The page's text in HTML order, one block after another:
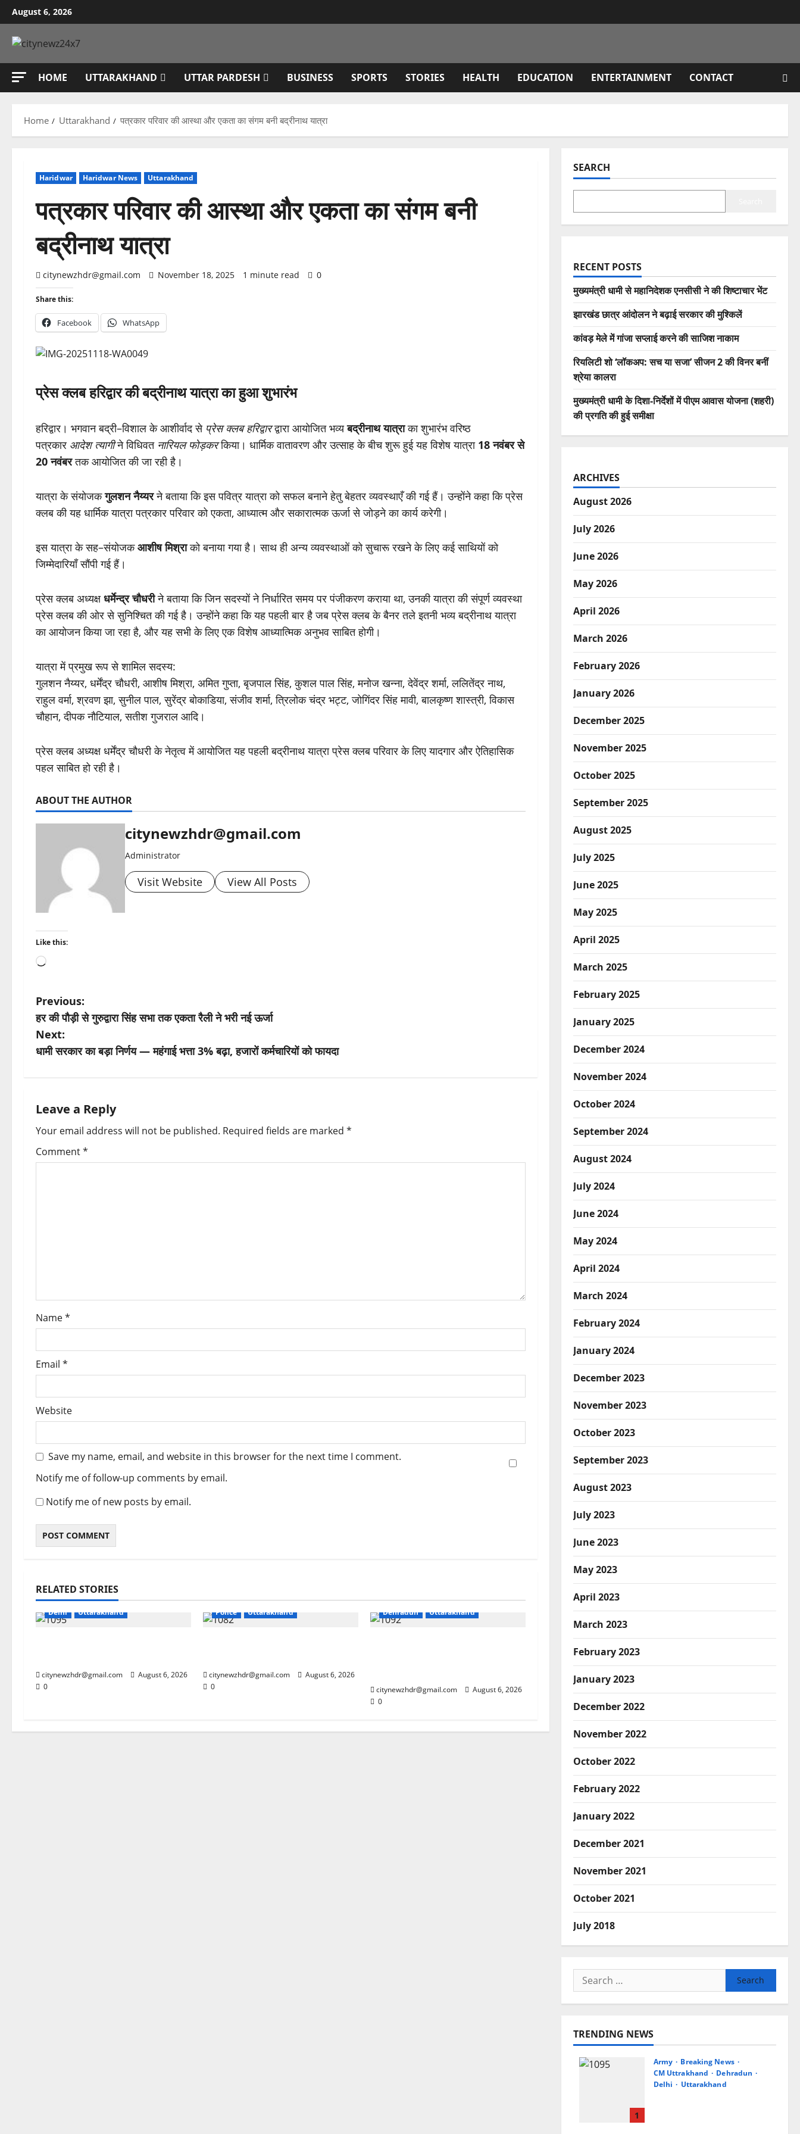
Skip
to
content
August 6, 2026
HOME UTTARAKHAND UTTAR PARDESH BUSINESS SPORTS STORIES HEALTH EDUCATION ENTERTAINMENT CONTACT
Home Uttarakhand पत्रकार परिवार की आस्था और एकता का संगम बनी बद्रीनाथ यात्रा
Haridwar Haridwar News Uttarakhand
पत्रकार परिवार की आस्था और एकता का संगम बनी
बद्रीनाथ यात्रा
citynewzhdr@gmail.com November 18, 2025 1 minute read 0
Share this:
Facebook WhatsApp
प्रेस क्लब हरिद्वार की बद्रीनाथ यात्रा का हुआ शुभारंभ
हरिद्वार। भगवान बद्री–विशाल के आशीर्वाद से प्रेस क्लब हरिद्वारद्वारा आयोजित भव्यबद्रीनाथ यात्राका शुभारंभ वरिष्ठ
पत्रकार आदेश त्यागीने विधिवत नारियल फोड़करकिया। धार्मिक वातावरण और उत्साह के बीच शुरू हुई यह विशेष यात्रा 18 नवंबर से
20 नवंबरतक आयोजित की जा रही है।
यात्रा के संयोजकगुलशन नैय्यरने बताया कि इस पवित्र यात्रा को सफल बनाने हेतु बेहतर व्यवस्थाएँ की गई हैं। उन्होंने कहा कि प्रेस
क्लब की यह धार्मिक यात्रा पत्रकार परिवार को एकता, आध्यात्म और सकारात्मक ऊर्जा से जोड़ने का कार्य करेगी।
इस यात्रा के सह–संयोजकआशीष मिश्राको बनाया गया है। साथ ही अन्य व्यवस्थाओं को सुचारू रखने के लिए कई साथियों को
जिम्मेदारियाँ सौंपी गई हैं।
प्रेस क्लब अध्यक्षधर्मेन्द्र चौधरीने बताया कि जिन सदस्यों ने निर्धारित समय पर पंजीकरण कराया था, उनकी यात्रा की संपूर्ण व्यवस्था
प्रेस क्लब की ओर से सुनिश्चित की गई है। उन्होंने कहा कि यह पहली बार है जब प्रेस क्लब के बैनर तले इतनी भव्य बद्रीनाथ यात्रा
का आयोजन किया जा रहा है, और यह सभी के लिए एक विशेष आध्यात्मिक अनुभव साबित होगी।
यात्रा में प्रमुख रूप से शामिल सदस्य:
गुलशन नैय्यर, धर्मेंद्र चौधरी, आशीष मिश्रा, अमित गुप्ता, बृजपाल सिंह, कुशल पाल सिंह, मनोज खन्ना, देवेंद्र शर्मा, ललितेंद्र नाथ,
राहुल वर्मा, श्रवण झा, सुनील पाल, सुरेंद्र बोकाडिया, संजीव शर्मा, त्रिलोक चंद्र भट्ट, जोगिंदर सिंह मावी, बालकृष्ण शास्त्री, विकास
चौहान, दीपक नौटियाल, सतीश गुजराल आदि।
प्रेस क्लब अध्यक्ष धर्मेंद्र चौधरी के नेतृत्व में आयोजित यह पहली बद्रीनाथ यात्रा प्रेस क्लब परिवार के लिए यादगार और ऐतिहासिक
पहल साबित हो रही है।
ABOUT THE AUTHOR
citynewzhdr@gmail.com
Administrator
Visit Website View All Posts
Like this:
Loading…
P
o
s
n
a
v
o
n
Previous:
हर की पौड़ी से गुरुद्वारा सिंह सभा तक एकता रैली ने भरी नई ऊर्जा
Next:
धामी सरकार का बड़ा निर्णय — महंगाई भत्ता 3% बढ़ा, हजारों कर्मचारियों को फायदा
Leave a Reply
Your email address will not be published. Required fields are marked *
Comment*
Name*
Email *
Website
Save my name, email, and website in this browser for the next time I comment.
Notify me of follow-up comments by email.
Notify me of new posts by email.
RELATED STORIES
CM Uttrakhand
Dehradun
Delhi
Uttarakhand
citynewzhdr@gmail.com
August 6, 2026
0
Police
Uttarakhand
citynewzhdr@gmail.com
August 6, 2026
0
Dehradun
Uttarakhand
citynewzhdr@gmail.com
August 6, 2026
0
SEARCH
RECENT POSTS
मुख्यमंत्री धामी से महानिदेशक एनसीसी ने की शिष्टाचार भेंट
झारखंड छात्र आंदोलन ने बढ़ाई सरकार की मुश्किलें
कांवड़ मेले में गांजा सप्लाई करने की साजिश नाकाम
रियलिटी शो ‘लॉकअप: सच या सजा’ सीजन 2 की विनर बनीं
श्रेया कालरा
मुख्यमंत्री धामी के दिशा-निर्देशों में पीएम आवास योजना (शहरी)
की प्रगति की हुई समीक्षा
ARCHIVES
August 2026
July 2026
June 2026
May 2026
April 2026
March 2026
February 2026
January 2026
December 2025
November 2025
October 2025
September 2025
August 2025
July 2025
June 2025
May 2025
April 2025
March 2025
February 2025
January 2025
December 2024
November 2024
October 2024
September 2024
August 2024
July 2024
June 2024
May 2024
April 2024
March 2024
February 2024
January 2024
December 2023
November 2023
October 2023
September 2023
August 2023
July 2023
June 2023
May 2023
April 2023
March 2023
February 2023
January 2023
December 2022
November 2022
October 2022
February 2022
January 2022
December 2021
November 2021
October 2021
July 2018
Search
for:
TRENDING NEWS
1
Army
Breaking News
CM Uttrakhand
Dehradun
Delhi
Uttarakhand